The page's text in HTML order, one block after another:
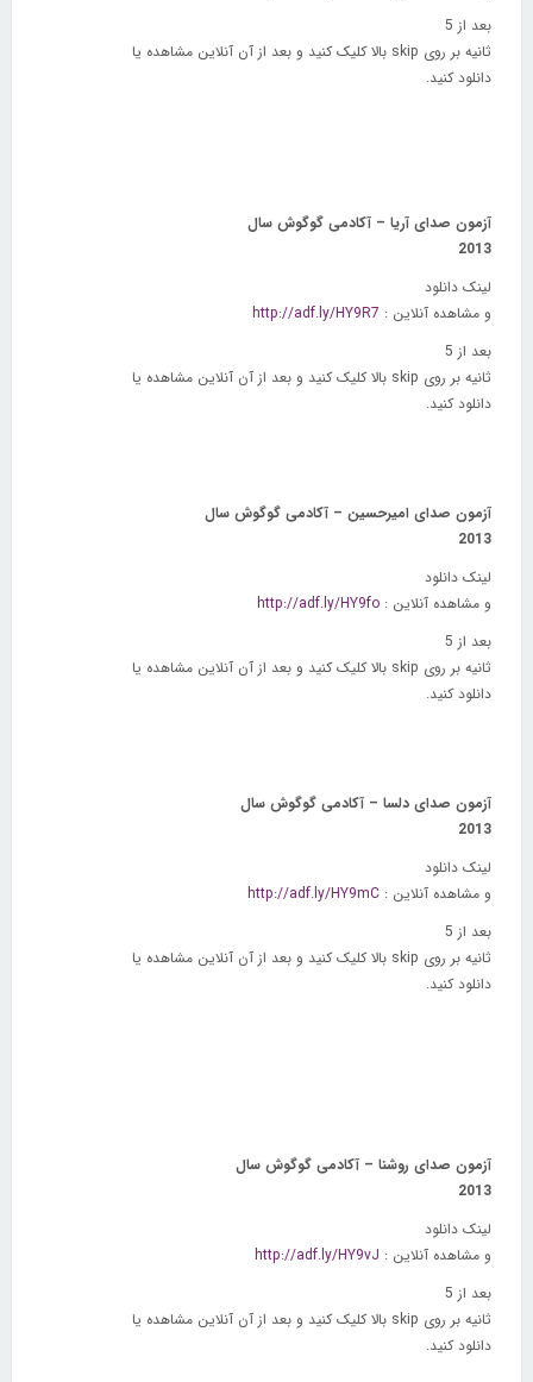
بعد از 5
ثانیه بر روی skip بالا کلیک کنید و بعد از آن آنلاین مشاهده یا
دانلود کنید.
آزمون صدای آریا – آکادمی گوگوش سال
2013
لینک دانلود
و مشاهده آنلاین : http://adf.ly/HY9R7
بعد از 5
ثانیه بر روی skip بالا کلیک کنید و بعد از آن آنلاین مشاهده یا
دانلود کنید.
آزمون صدای امیرحسین – آکادمی گوگوش سال
2013
لینک دانلود
و مشاهده آنلاین : http://adf.ly/HY9fo
بعد از 5
ثانیه بر روی skip بالا کلیک کنید و بعد از آن آنلاین مشاهده یا
دانلود کنید.
آزمون صدای دلسا – آکادمی گوگوش سال
2013
لینک دانلود
و مشاهده آنلاین : http://adf.ly/HY9mC
بعد از 5
ثانیه بر روی skip بالا کلیک کنید و بعد از آن آنلاین مشاهده یا
دانلود کنید.
آزمون صدای روشنا – آکادمی گوگوش سال
2013
لینک دانلود
و مشاهده آنلاین : http://adf.ly/HY9vJ
بعد از 5
ثانیه بر روی skip بالا کلیک کنید و بعد از آن آنلاین مشاهده یا
دانلود کنید.